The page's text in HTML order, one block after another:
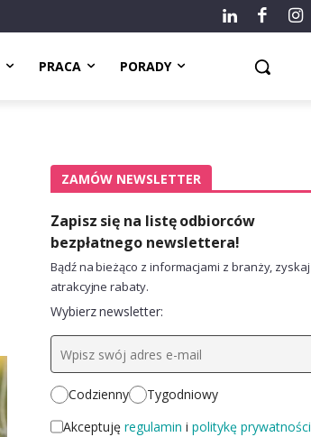
PRACA PORADY
ZAMÓW NEWSLETTER
Zapisz się na listę odbiorców
bezpłatnego newslettera!
Bądź na bieżąco z informacjami z branży, zyskaj
atrakcyjne rabaty.
Wybierz newsletter:
Codzienny
Tygodniowy
Akceptuję regulamin i politykę prywatności